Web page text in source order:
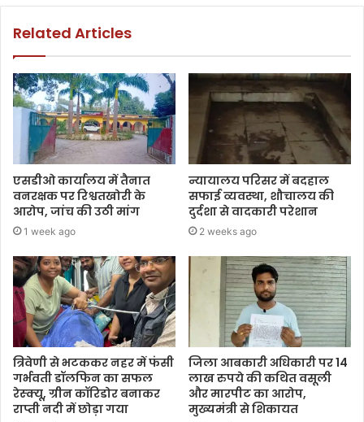
Related Articles
एसडीओ कार्यालय में तैनात
वनरक्षक पर रिश्वतखोरी के
आरोप, जांच की उठी मांग
1 week ago
न्यायालय परिसर में बदहाल
सफाई व्यवस्था, शौचालय की
दुर्दशा से वादकारी परेशान
2 weeks ago
त्रिवेणी से भटककर नहर में फंसी
गर्भवती डॉलफिन का सफल
रेस्क्यू, ग्रीन कॉरिडोर बनाकर
राप्ती नदी में छोड़ा गया
जिला आबकारी अधिकारी पर 14
लाख रुपये की कथित वसूली
और मारपीट का आरोप,
मुख्यमंत्री से शिकायत